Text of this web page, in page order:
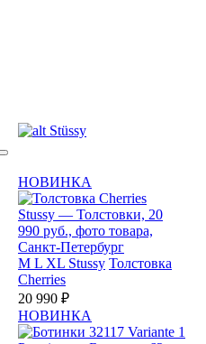
Stüssy
НОВИНКА
M L XL Stussy Толстовка
Cherries
20 990 ₽
НОВИНКА